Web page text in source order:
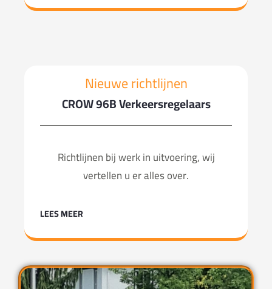
Nieuwe richtlijnen
CROW 96B Verkeersregelaars
Richtlijnen bij werk in uitvoering, wij
vertellen u er alles over.
LEES MEER